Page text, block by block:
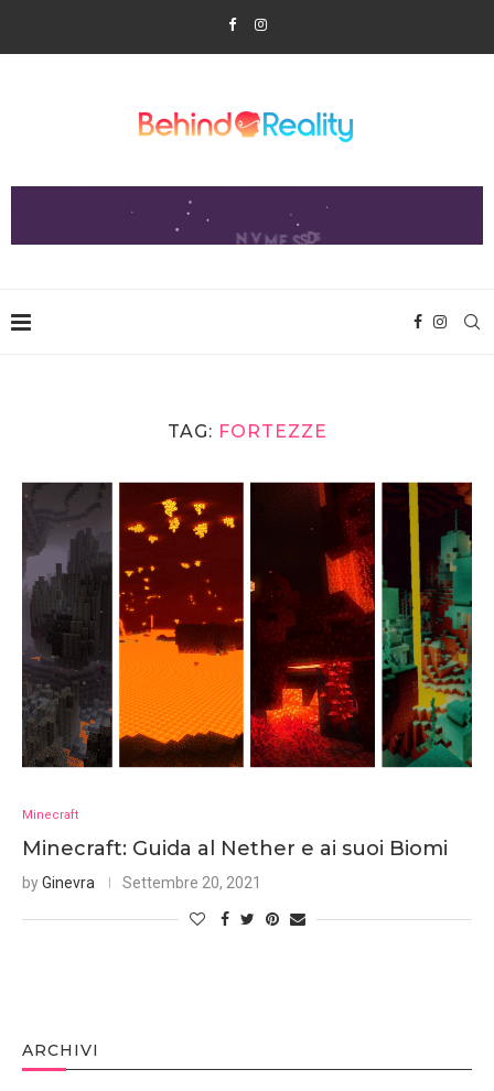
TAG: FORTEZZE
Minecraft
Minecraft: Guida al Nether e ai suoi Biomi
byGinevra Settembre 20, 2021
ARCHIVI